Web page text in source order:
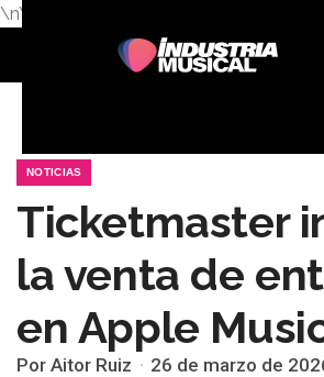
\n\n
NOTICIAS
Ticketmaster
la venta de
en Apple
Por Aitor Ruiz 26 de marzo de